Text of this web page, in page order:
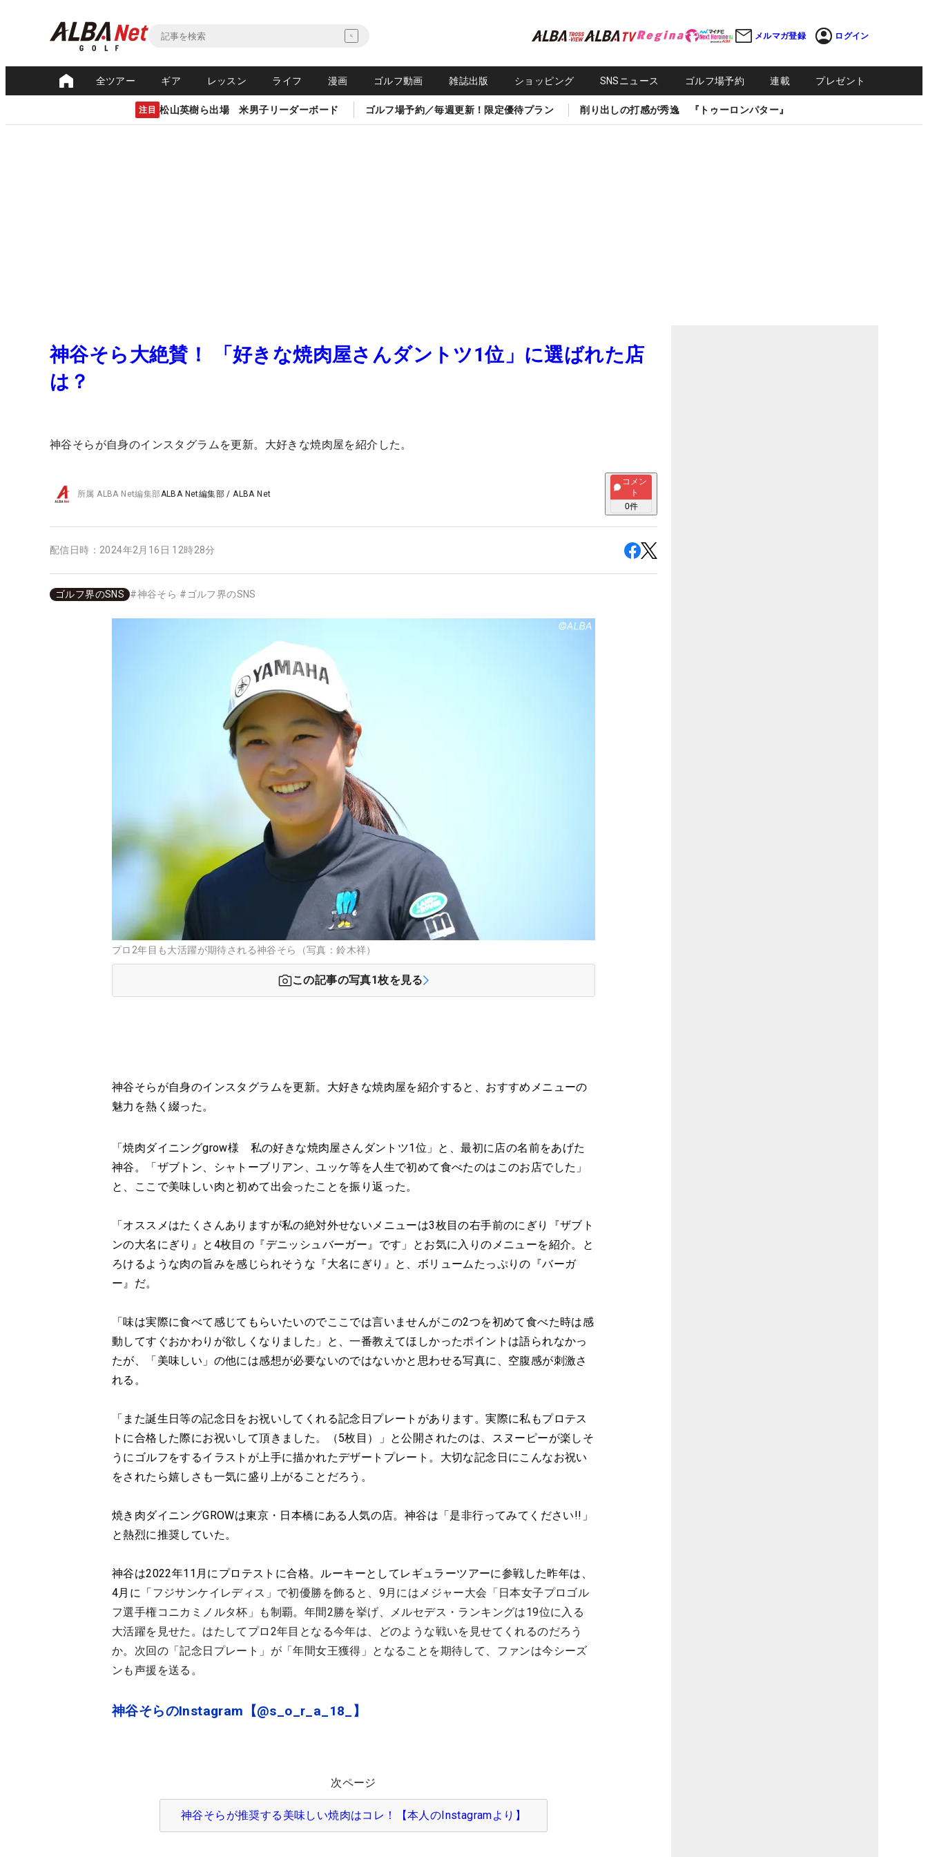
メルマガ登録 ログイン
全ツアー ギア レッスン ライフ 漫画 ゴルフ動画 雑誌出版 ショッピング SNSニュース ゴルフ場予約 連載 プレゼント
注目 松山英樹ら出場 米男子リーダーボード ゴルフ場予約／毎週更新！限定優待プラン 削り出しの打感が秀逸 『トゥーロンパター』
神谷そら大絶賛！ 「好きな焼肉屋さんダントツ1位」に選ばれた店
は？
神谷そらが自身のインスタグラムを更新。大好きな焼肉屋を紹介した。
所属ALBA Net編集部ALBA Net編集部 /ALBA Net
コメン
ト
0件
配信日時： 2024年2月16日 12時28分
ゴルフ界のSNS #神谷そら # ゴルフ界のSNS
プロ2年目も大活躍が期待される神谷そら（写真：鈴木祥）
この記事の写真1枚を見る
神谷そらが自身のインスタグラムを更新。大好きな焼肉屋を紹介すると、おすすめメニューの
魅力を熱く綴った。
「焼肉ダイニングgrow様 私の好きな焼肉屋さんダントツ1位」と、最初に店の名前をあげた
神谷。「ザブトン、シャトーブリアン、ユッケ等を人生で初めて食べたのはこのお店でした」
と、ここで美味しい肉と初めて出会ったことを振り返った。
「オススメはたくさんありますが私の絶対外せないメニューは3枚目の右手前のにぎり『ザブト
ンの大名にぎり』と4枚目の『デニッシュバーガー』です」とお気に入りのメニューを紹介。と
ろけるような肉の旨みを感じられそうな『大名にぎり』と、ボリュームたっぷりの『バーガ
ー』だ。
「味は実際に食べて感じてもらいたいのでここでは言いませんがこの2つを初めて食べた時は感
動してすぐおかわりが欲しくなりました」と、一番教えてほしかったポイントは語られなかっ
たが、「美味しい」の他には感想が必要ないのではないかと思わせる写真に、空腹感が刺激さ
れる。
「また誕生日等の記念日をお祝いしてくれる記念日プレートがあります。実際に私もプロテス
トに合格した際にお祝いして頂きました。（5枚目）」と公開されたのは、スヌーピーが楽しそ
うにゴルフをするイラストが上手に描かれたデザートプレート。大切な記念日にこんなお祝い
をされたら嬉しさも一気に盛り上がることだろう。
焼き肉ダイニングGROWは東京・日本橋にある人気の店。神谷は「是非行ってみてください!!」
と熱烈に推奨していた。
神谷は2022年11月にプロテストに合格。ルーキーとしてレギュラーツアーに参戦した昨年は、
4月に「 フジサンケイレディス」で初優勝を飾ると、9月にはメジャー大会「日本女子プロゴル
フ選手権コニカミノルタ杯」も制覇。年間2勝を挙げ、メルセデス・ランキングは19位に入る
大活躍を見せた。はたしてプロ2年目となる今年は、どのような戦いを見せてくれるのだろう
か。次回の「記念日プレート」が「年間女王獲得」となることを期待して、ファンは今シーズ
ンも声援を送る。
神谷そらのInstagram【@s_o_r_a_18_】
次ページ
神谷そらが推奨する美味しい焼肉はコレ！【本人のInstagramより】